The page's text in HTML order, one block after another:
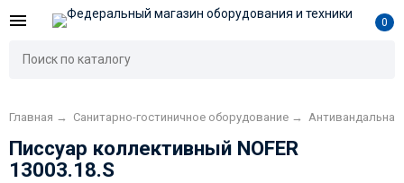
0
Главная → Санитарно-гостиничное оборудование → Антивандальная
Писсуар коллективный NOFER
13003.18.S